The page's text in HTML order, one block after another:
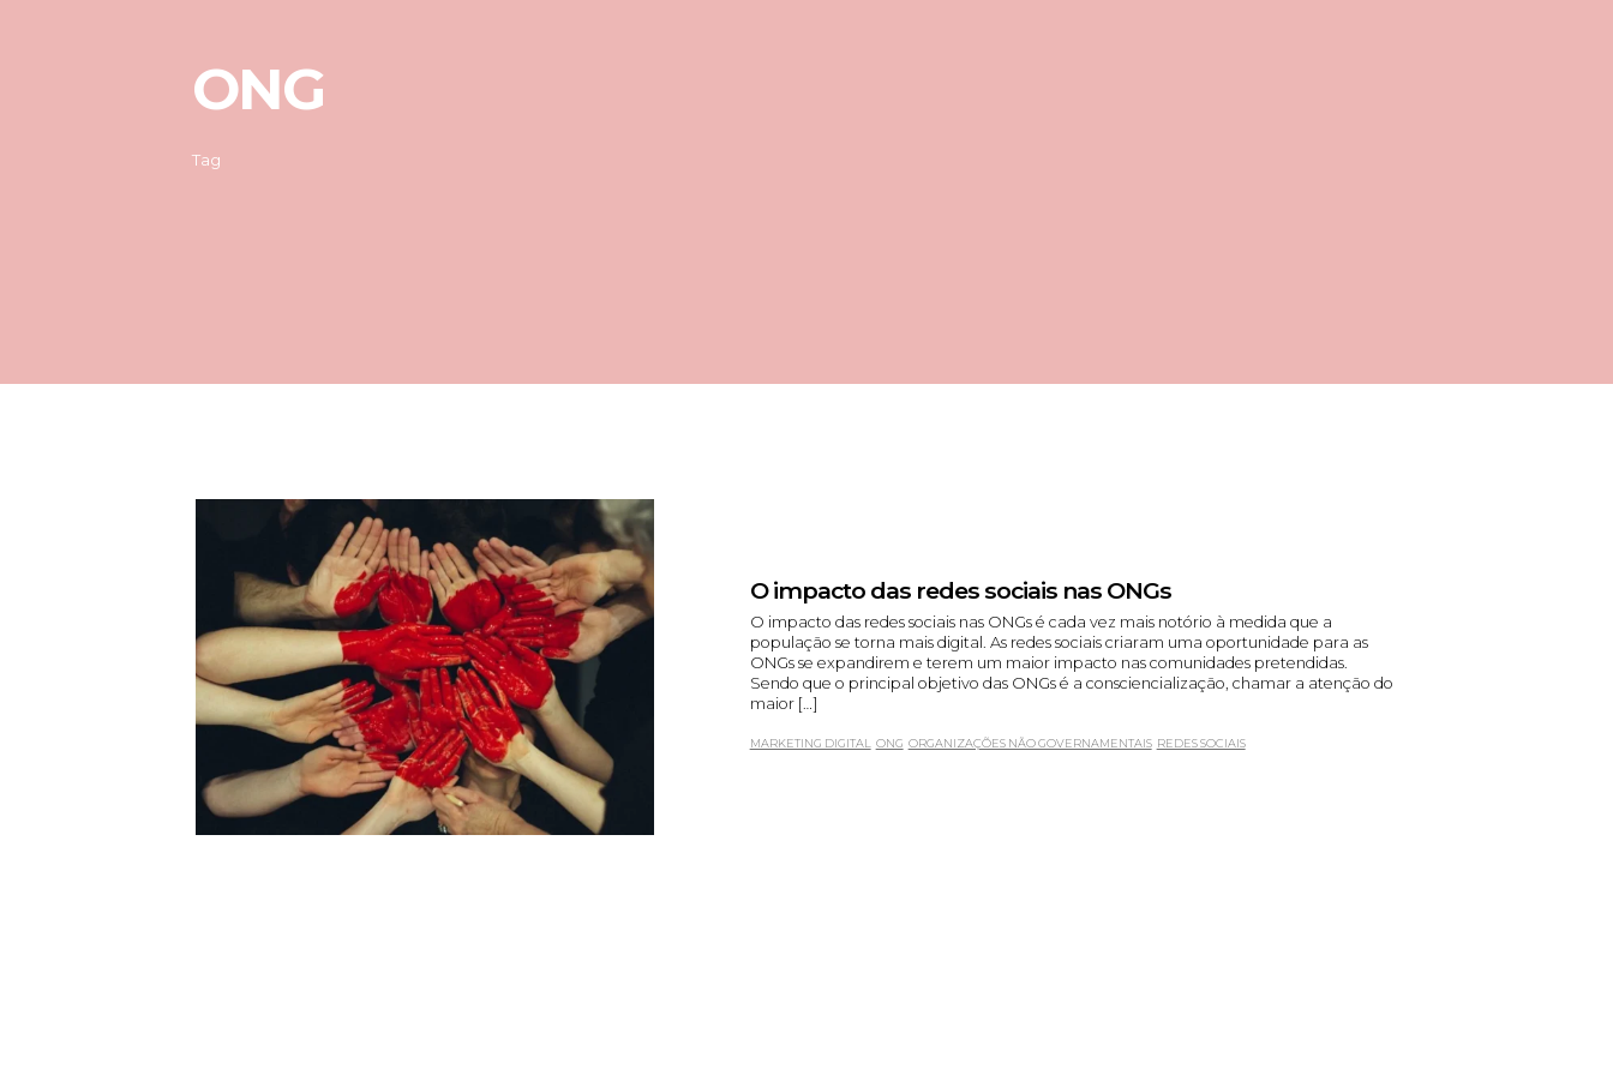
ONG
Tag
O impacto das redes sociais nas ONGs
O impacto das redes sociais nas ONGs é cada vez mais notório à medida que a
população se torna mais digital. As redes sociais criaram uma oportunidade para as
ONGs se expandirem e terem um maior impacto nas comunidades pretendidas.
Sendo que o principal objetivo das ONGs é a consciencialização, chamar a atenção do
maior […]
MARKETING DIGITAL ONG ORGANIZAÇÕES NÃO GOVERNAMENTAIS REDES SOCIAIS